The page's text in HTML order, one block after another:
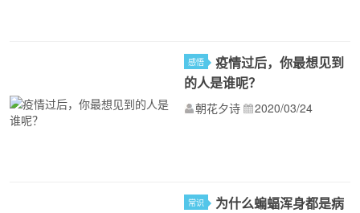
感悟
疫情过后，你最想见到
的人是谁呢？
朝花夕诗 2020/03/24
常识
为什么蝙蝠浑身都是病